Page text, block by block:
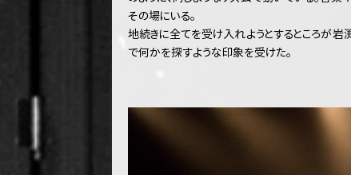
その場にいる。
地続きに全てを受け入れようとするところが岩
で何かを探すような印象を受けた。